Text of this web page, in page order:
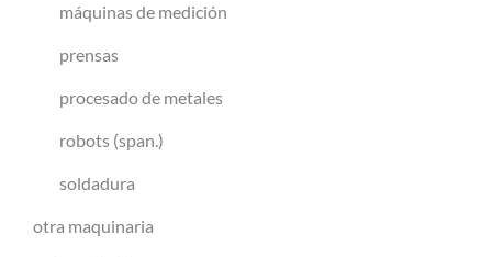
máquinas de medición
prensas
procesado de metales
robots (span.)
soldadura
otra maquinaria